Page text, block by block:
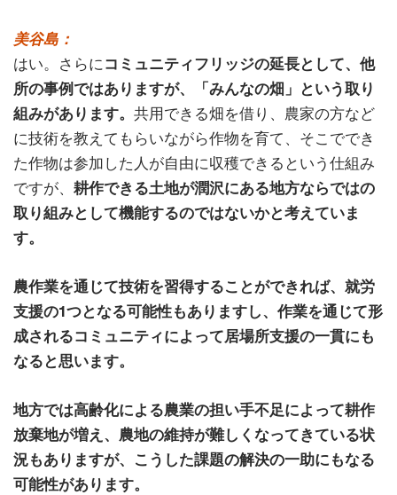
美谷島：
はい。さらに コミュニティフリッジの延長として、他
所の事例ではありますが、「みんなの畑」という取り
組みがあります。 共用できる畑を借り、農家の方など
に技術を教えてもらいながら作物を育て、そこででき
た作物は参加した人が自由に収穫できるという仕組み
ですが、 耕作できる土地が潤沢にある地方ならではの
取り組みとして機能するのではないかと考えていま
す。
農作業を通じて技術を習得することができれば、就労
支援の1つとなる可能性もありますし、作業を通じて形
成されるコミュニティによって居場所支援の一貫にも
なると思います。
地方では高齢化による農業の担い手不足によって耕作
放棄地が増え、農地の維持が難しくなってきている状
況もありますが、こうした課題の解決の一助にもなる
可能性があります。